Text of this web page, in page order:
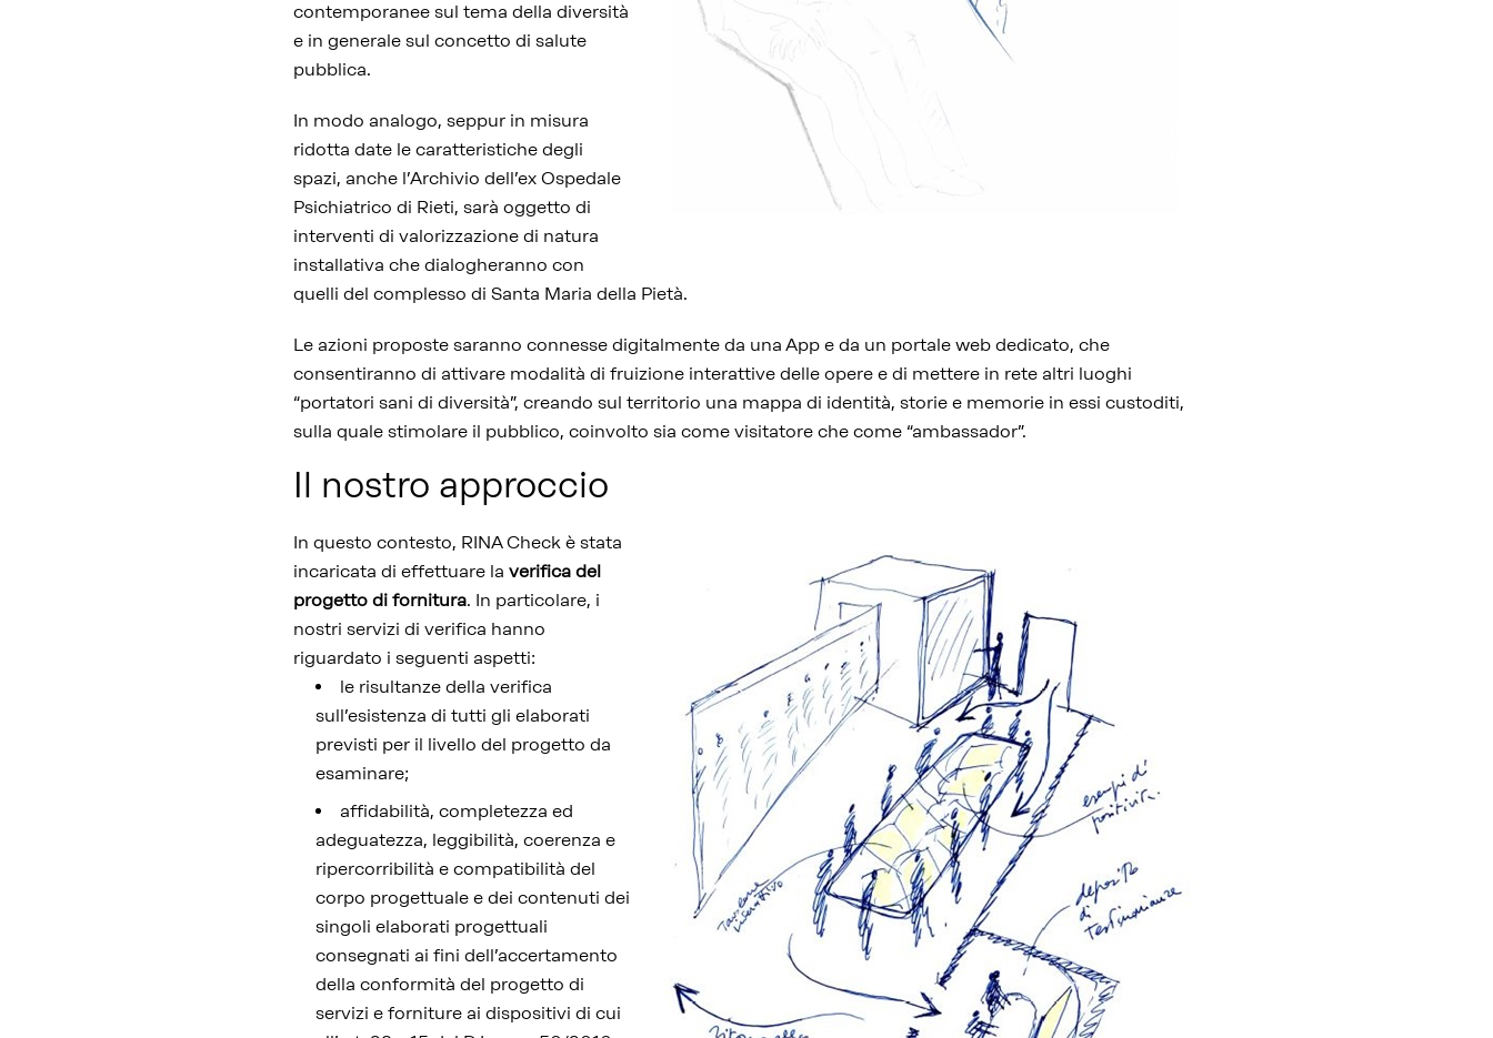
contemporanee sul tema della diversità
e in generale sul concetto di salute
pubblica.
In modo analogo, seppur in misura
ridotta date le caratteristiche degli
spazi, anche l’Archivio dell’ex Ospedale
Psichiatrico di Rieti, sarà oggetto di
interventi di valorizzazione di natura
installativa che dialogheranno con
quelli del complesso di Santa Maria della Pietà.
Le azioni proposte saranno connesse digitalmente da una App e da un portale web dedicato, che
consentiranno di attivare modalità di fruizione interattive delle opere e di mettere in rete altri luoghi
“portatori sani di diversità”, creando sul territorio una mappa di identità, storie e memorie in essi custoditi,
sulla quale stimolare il pubblico, coinvolto sia come visitatore che come “ambassador”.
Il nostro approccio
In questo contesto, RINA Check è stata
incaricata di effettuare la verifica del
progetto di fornitura. In particolare, i
nostri servizi di verifica hanno
riguardato i seguenti aspetti:
le risultanze della verifica
sull’esistenza di tutti gli elaborati
previsti per il livello del progetto da
esaminare;
affidabilità, completezza ed
adeguatezza, leggibilità, coerenza e
ripercorribilità e compatibilità del
corpo progettuale e dei contenuti dei
singoli elaborati progettuali
consegnati ai fini dell’accertamento
della conformità del progetto di
servizi e forniture ai dispositivi di cui